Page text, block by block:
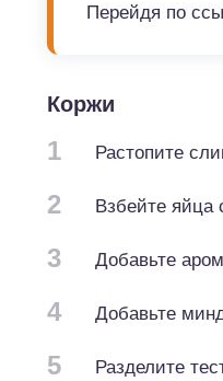
Перейдя по
Коржи
1 Растопите
2 Взбейте яйца
3 Добавьте
4 Добавьте
5
Разделите